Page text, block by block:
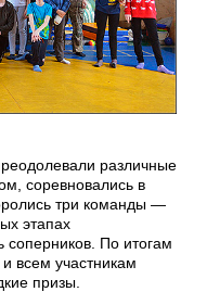
различные
соревновались в
три команды —
этапах
соперников. По итогам
всем участникам
призы.